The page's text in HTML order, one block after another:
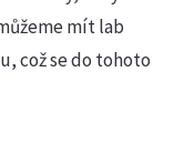
mít lab
což se do tohoto